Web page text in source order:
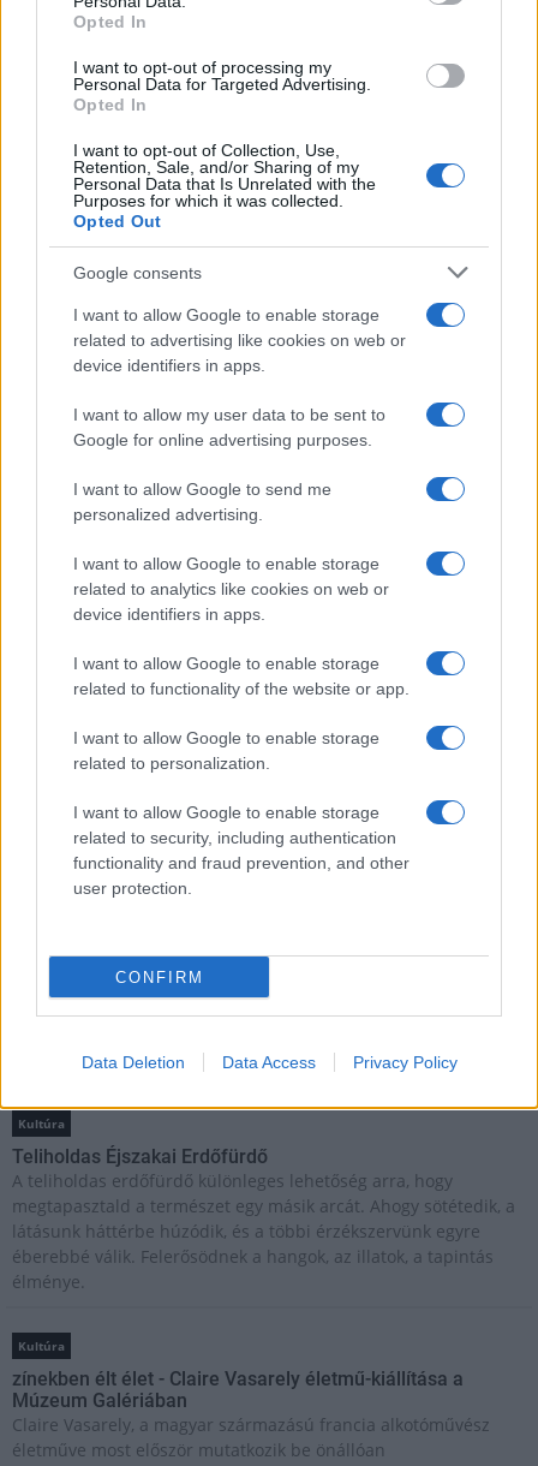
Opted In
I want to opt-out of processing my
Personal Data for Targeted Advertising.
Opted In
I want to opt-out of Collection, Use,
Retention, Sale, and/or Sharing of my
Personal Data that Is Unrelated with the
Purposes for which it was collected.
Opted Out
Google consents
I want to allow Google to enable storage
related to advertising like cookies on web or
device identifiers in apps.
I want to allow my user data to be sent to
Google for online advertising purposes.
I want to allow Google to send me
personalized advertising.
I want to allow Google to enable storage
related to analytics like cookies on web or
device identifiers in apps.
I want to allow Google to enable storage
related to functionality of the website or app.
I want to allow Google to enable storage
related to personalization.
I want to allow Google to enable storage
related to security, including authentication
functionality and fraud prevention, and other
user protection.
CONFIRM
Data Deletion Data Access Privacy Policy
felhasználta az emberiség a Föld egész
évre elegendő erőforrásait
Open Orfű: mozgás, zene, közösség
HÍRLEVÉL
E-mail cím
Feliratkozom a hírlevélre és elfogadom az
adatvédelmi
szabályzatot!
FELIRATKOZÁS
Brandnyúl mini disco
Ilyen még nem volt: most a gyerkőcök bulizhatnak a Káptalan
Beindult az őszibarackszezon, szeptemberig élvezhetjük
- csaknem 17 millió tonnával - messze a legnagyobb termelő.
Kultúra
Teliholdas Éjszakai Erdőfürdő
A teliholdas erdőfürdő különleges lehetőség arra, hogy
megtapasztald a természet egy másik arcát. Ahogy sötétedik, a
látásunk háttérbe húzódik, és a többi érzékszervünk egyre
éberebbé válik. Felerősödnek a hangok, az illatok, a tapintás
élménye.
Kultúra
zínekben élt élet - Claire Vasarely életmű-kiállítása a
Múzeum Galériában
Claire Vasarely, a magyar származású francia alkotóművész
életműve most először mutatkozik be önállóan